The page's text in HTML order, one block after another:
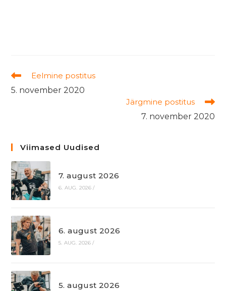
Read
articles
Eelmine postitus
5. november 2020
Järgmine postitus
7. november 2020
Viimased Uudised
7. august 2026
6. AUG. 2026 /
6. august 2026
5. AUG. 2026 /
5. august 2026